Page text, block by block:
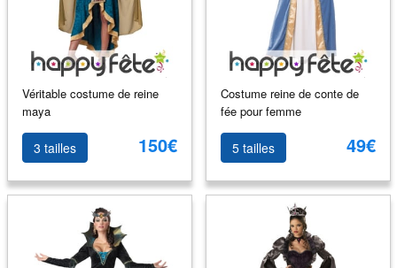
Véritable costume de reine
maya
3 tailles 150€
Costume reine de conte de
fée pour femme
5 tailles 49€